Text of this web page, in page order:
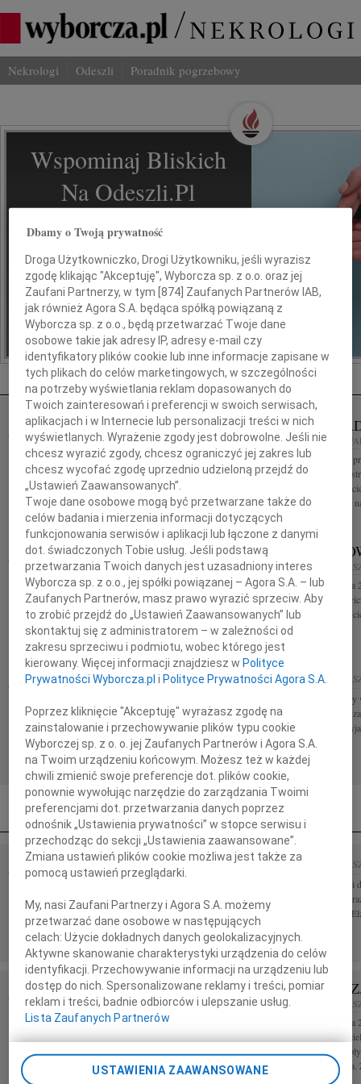
Nekrologi Odeszli Poradnik pogrzebowy
Wspominaj Bliskich
Na Odeszli.pl
Jak ich zapamiętaliśmy? Serwis
możliwość stworzenia unikalnego
wspomnienia. Dziel się nim z rodziną i
przyjaciółmi.
*ogłoszenie
Nekrologi Warszawa
07.08.2026WARSZAWA
Naszej kochanej i dzielnej Marylce Butruk
Najcieplejsze wyrazy wsparcia i współczucia w tych
trudnych dniach Elżbieta, Mary, Hania, Ewa, Iza i
Ewa
JACEK
79 07.08.2026
Z wielkim żalem
2026 roku w
serdeczny
Studiował fizykę
MAŁGORZATA KOŚCIELSKA
07.08.2026WARSZAWA
W dniu 3 sierpnia 2026 roku zmarła Profesor
Małgorzata Kościelska Jej prace badawcze i praktyka
terapeutyczna wpłynęły na rozwój psychologii
klinicznej dziecka. Żegnaj,...
JERZY
07.08.2026
W dniu 1 sierpnia
Jerzy
na skróty, całe
żałobna...
ASIA KUŁAKOWSKA 07.08.2026
Asia Kułakowska 8 czerwca 1984 - 9 sierpnia 2011
Monika i Piotrek
07.08.2026
Serdeczne
Profesora
śmierci Ojca
07.08.2026WARSZAWA
wyrazy najgłębszego współczucia z powodu śmierci
Mamy składa społeczność Wydziału...
07.08.2026
Naszej kochanej
Najcieplejsze
trudnych dniach
JACEK TADEUSZ DUNIEC WIEK:
79 07.08.2026WARSZAWA
Z wielkim żalem przyjęliśmy wiadomość, że 29 lipca
2026 roku w Australii zmarł w wieku 79 lat nasz
serdeczny Przyjaciel Jacek Tadeusz Duniec
Studiował fizykę na Uniwersytecie...
07.08.2026
W dniu 3
Małgorzata
terapeutyczna
klinicznej
Dbamy o Twoją prywatność
Droga Użytkowniczko, Drogi Użytkowniku, jeśli wyrazisz
zgodę klikając "Akceptuję", Wyborcza sp. z o.o. oraz jej
Zaufani Partnerzy, w tym [874 ] Zaufanych Partnerów IAB,
jak również Agora S.A. będąca spółką powiązaną z
Wyborcza sp. z o.o., będą przetwarzać Twoje dane
osobowe takie jak adresy IP, adresy e-mail czy
identyfikatory plików cookie lub inne informacje zapisane w
tych plikach do celów marketingowych, w szczególności
na potrzeby wyświetlania reklam dopasowanych do
Twoich zainteresowań i preferencji w swoich serwisach,
aplikacjach i w Internecie lub personalizacji treści w nich
wyświetlanych. Wyrażenie zgody jest dobrowolne. Jeśli nie
chcesz wyrazić zgody, chcesz ograniczyć jej zakres lub
chcesz wycofać zgodę uprzednio udzieloną przejdź do
„Ustawień Zaawansowanych”.
Twoje dane osobowe mogą być przetwarzane także do
celów badania i mierzenia informacji dotyczących
funkcjonowania serwisów i aplikacji lub łączone z danymi
dot. świadczonych Tobie usług. Jeśli podstawą
przetwarzania Twoich danych jest uzasadniony interes
Wyborcza sp. z o.o., jej spółki powiązanej – Agora S.A. – lub
Zaufanych Partnerów, masz prawo wyrazić sprzeciw. Aby
to zrobić przejdź do „Ustawień Zaawansowanych” lub
skontaktuj się z administratorem – w zależności od
zakresu sprzeciwu i podmiotu, wobec którego jest
kierowany. Więcej informacji znajdziesz w Polityce
Prywatności Wyborcza.pl i Polityce Prywatności Agora S.A.
Poprzez kliknięcie "Akceptuję" wyrażasz zgodę na
zainstalowanie i przechowywanie plików typu cookie
Wyborczej sp. z o. o. jej Zaufanych Partnerów i Agora S.A.
na Twoim urządzeniu końcowym. Możesz też w każdej
chwili zmienić swoje preferencje dot. plików cookie,
ponownie wywołując narzędzie do zarządzania Twoimi
preferencjami dot. przetwarzania danych poprzez
odnośnik „Ustawienia prywatności” w stopce serwisu i
przechodząc do sekcji „Ustawienia zaawansowane”.
Zmiana ustawień plików cookie możliwa jest także za
pomocą ustawień przeglądarki.
My, nasi Zaufani Partnerzy i Agora S.A. możemy
przetwarzać dane osobowe w następujących
celach:Użycie dokładnych danych geolokalizacyjnych.
Aktywne skanowanie charakterystyki urządzenia do celów
identyfikacji. Przechowywanie informacji na urządzeniu lub
dostęp do nich. Spersonalizowane reklamy i treści, pomiar
reklam i treści, badnie odbiorców i ulepszanie usług.
Lista Zaufanych Partnerów
USTAWIENIA ZAAWANSOWANE